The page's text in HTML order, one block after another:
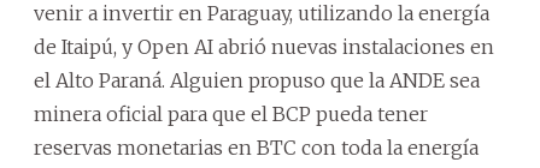
venir a invertir en Paraguay, utilizando la energía
de Itaipú, y Open AI abrió nuevas instalaciones en
el Alto Paraná. Alguien propuso que la ANDE sea
minera oficial para que el BCP pueda tener
reservas monetarias en BTC con toda la energía